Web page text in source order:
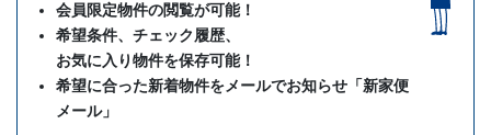
会員限定物件の閲覧が可能！
希望条件、チェック履歴、
お気に入り物件を保存可能！
希望に合った新着物件をメールでお知らせ「新家便
メール」